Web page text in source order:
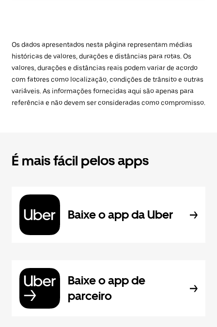
Os dados apresentados nesta página representam médias
históricas de valores, durações e distâncias para rotas. Os
valores, durações e distâncias reais podem variar de acordo
com fatores como localização, condições de trânsito e outras
variáveis. As informações fornecidas aqui são apenas para
referência e não devem ser consideradas como compromisso.
É mais fácil pelos apps
Baixe o app da Uber
Baixe o app de
parceiro